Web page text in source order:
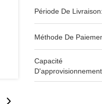
Période De Livraison:
Méthode De
Capacité